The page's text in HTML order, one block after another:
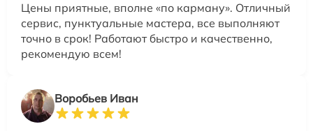
Цены приятные, вполне «по карману». Отличный
сервис, пунктуальные мастера, все выполняют
точно в срок! Работают быстро и качественно,
рекомендую всем!
Воробьев Иван